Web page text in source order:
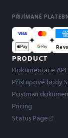
PŘIJÍMANÉ
PRODUCT
Dokumentace API
Přístupové body
Postman
Pricing
Status Page